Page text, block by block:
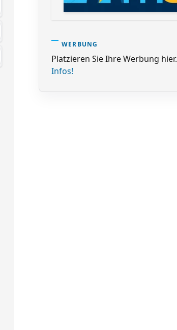
WERBUNG
Platzieren Sie Ihre Werbung hier.
Infos!